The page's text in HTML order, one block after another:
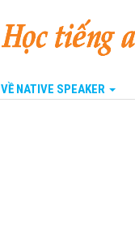
VỀ NATIVE SPEAKER